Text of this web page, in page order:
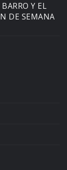
Y EL
DE SEMANA